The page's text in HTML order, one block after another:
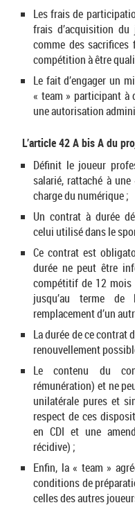
Les frais de
frais d’acquisition
comme des sacrifices
compétition à être
Le fait d’engager un
« team » participant à
une autorisation
L’article 42 A bis A du
Définit le joueur
salarié, rattaché à
charge du numérique ;
Un contrat à durée
celui utilisé dans le
Ce contrat est
durée ne peut être
compétitif de 12 mois
jusqu’au terme
remplacement d’un
La durée de ce contrat
renouvellement
Le contenu du
rémunération) et ne
unilatérale pures et
respect de ces
en CDI et une
récidive) ;
Enfin, la « team »
conditions de
celles des autres